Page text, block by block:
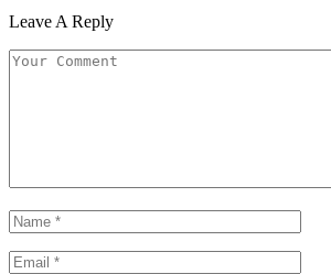
Leave A Reply